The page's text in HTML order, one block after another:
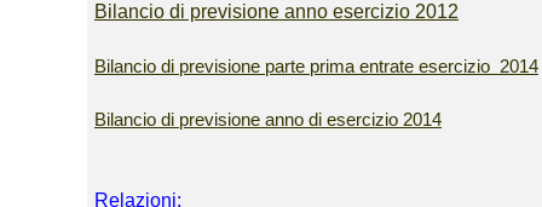
Bilancio di previsione anno esercizio 2012
Bilancio di previsione parte prima entrate esercizio 2014
Bilancio di previsione anno di esercizio 2014
Relazioni: